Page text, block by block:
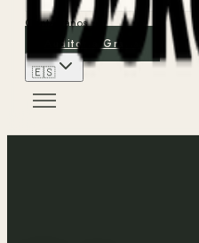
Contáctanos
Auditoría Gratis
🇪🇸